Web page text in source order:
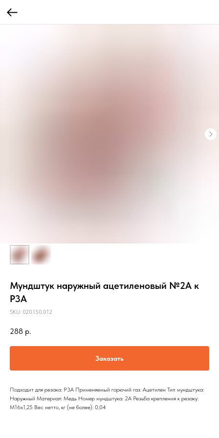
Мундштук наружный ацетиленовый №2А к
Р3А
SKU: 020.150.012
288 р.
Заказать
Подходит для резака: Р3А Применяемый горючий газ: Ацетилен Тип мундштука:
Наружный Материал: Медь Номер мундштука: 2А Резьба крепления к резаку:
М16х1,25 Вес нетто, кг (не более): 0,04